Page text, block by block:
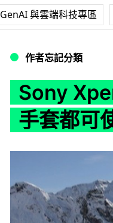
GenAI 與雲端科技專區
作者忘記分類
Sony
手套都可